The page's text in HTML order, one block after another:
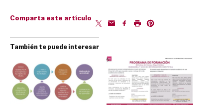
Comparta este artículo
También te puede interesar